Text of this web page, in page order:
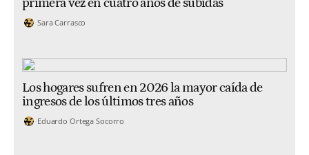
primera vez en cuatro años de subidas
Sara Carrasco
Los hogares sufren en 2026 la mayor caída de
ingresos de los últimos tres años
Eduardo Ortega Socorro